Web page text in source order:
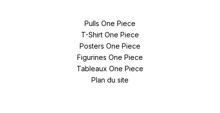
Pulls One Piece
T-Shirt One Piece
Posters One Piece
Figurines One Piece
Tableaux One Piece
Plan du site